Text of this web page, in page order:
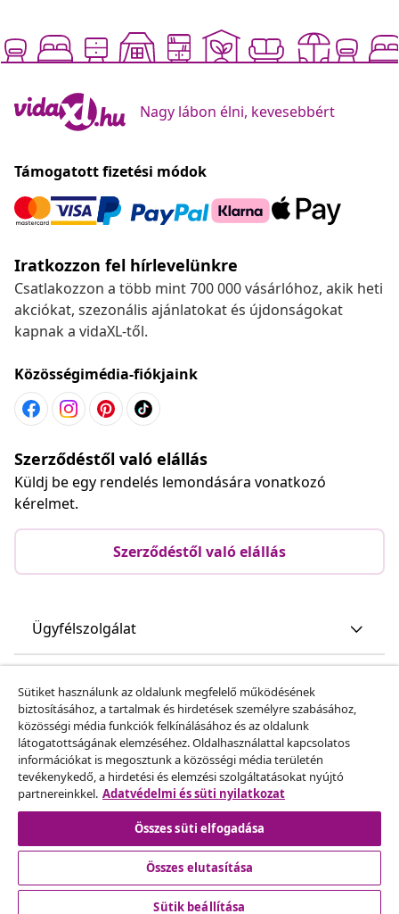
Nagy lábon élni, kevesebbért
Támogatott fizetési módok
Iratkozzon fel hírlevelünkre
Csatlakozzon a több mint 700 000 vásárlóhoz, akik heti
akciókat, szezonális ajánlatokat és újdonságokat
kapnak a vidaXL-től.
Közösségimédia-fiókjaink
Szerződéstől való elállás
Küldj be egy rendelés lemondására vonatkozó
kérelmet.
Szerződéstől való elállás
Ügyfélszolgálat
vidaXL
Fedezz fel többet
Sütiket használunk az oldalunk megfelelő működésének
biztosításához, a tartalmak és hirdetések személyre szabásához,
közösségi média funkciók felkínálásához és az oldalunk
látogatottságának elemzéséhez. Oldalhasználattal kapcsolatos
információkat is megosztunk a közösségi média területén
tevékenykedő, a hirdetési és elemzési szolgáltatásokat nyújtó
partnereinkkel. Adatvédelmi és süti nyilatkozat
Összes süti elfogadása
Összes elutasítása
Sütik beállítása